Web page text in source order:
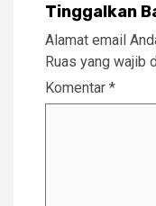
Tinggalkan
Alamat email
Ruas yang wajib
Komentar *